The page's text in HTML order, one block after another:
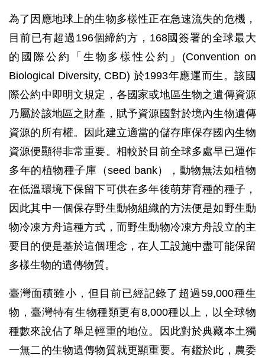
為了因應地球上的生物多樣性正在急速流失的危機，
目前已有超過196個締約方，168國簽署的全球最大
的國際公約「生物多樣性公約」(Convention on
Biological Diversity, CBD) 於1993年應運而生。該國
際公約中即明文規定，各國家或地區生物之遺傳資源
乃屬於該地區之財產，賦予資源國對於境內生物遺傳
資源的所有權。因此建立適當的儲存庫保存國內生物
資源便顯得非常重要。相較於目前全球多處早已運作
多年的植物種子庫（seed bank），動物無法如植物
在低溫環境下保留下可供在多年後萌芽育種的種子，
因此其中一個保存野生動物組織的方法便是如野生動
物冷凍方舟這種方式，而野生動物冷凍方舟設立的主
要目的便是基於這個理念，在人工設施中盡可能保留
多樣生物的遺傳物質。
臺灣面積雖小，但目前已經記錄了超過59,000種生
物，臺灣特有生物種類更有8,000種以上，以全球物
種數來說佔了舉足輕重的地位。因此對於典藏本土獨
一無二的生物遺傳物質就更顯重要。有鑑於此，農委